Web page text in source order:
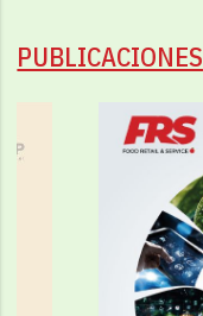
PUBLICACIONES